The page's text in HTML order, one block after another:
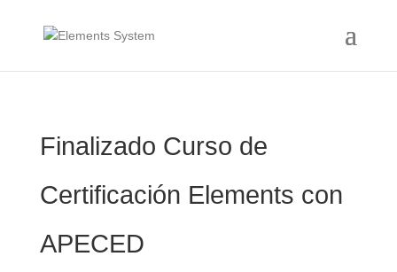
Finalizado Curso de
Certificación Elements con
APECED